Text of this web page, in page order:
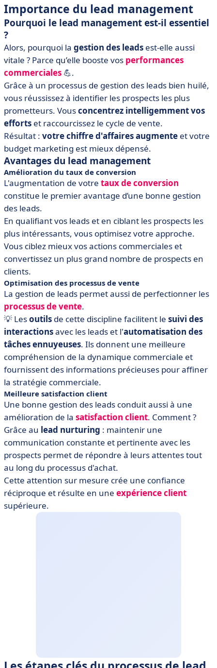
Importance du lead management
Pourquoi le lead management est-il essentiel
?
Alors, pourquoi la gestion des leads est-elle aussi
vitale ? Parce qu’elle booste vos performances
commerciales 💪.
Grâce à un processus de gestion des leads bien huilé,
vous réussissez à identifier les prospects les plus
prometteurs. Vousconcentrez intelligemment vos
efforts et raccourcissez le cycle de vente.
Résultat : votre chiffre d'affaires augmente et votre
budget marketing est mieux dépensé.
Avantages du lead management
Amélioration du taux de conversion
L'augmentation de votre taux de conversion
constitue le premier avantage d’une bonne gestion
des leads.
En qualifiant vos leads et en ciblant les prospects les
plus intéressants, vous optimisez votre approche.
Vous ciblez mieux vos actions commerciales et
convertissez un plus grand nombre de prospects en
clients.
Optimisation des processus de vente
La gestion de leads permet aussi de perfectionner les
processus de vente.
💡 Lesoutils de cette discipline facilitent le suivi des
interactionsavec les leads et l'automatisation des
tâches ennuyeuses. Ils donnent une meilleure
compréhension de la dynamique commerciale et
fournissent des informations précieuses pour affiner
la stratégie commerciale.
Meilleure satisfaction client
Une bonne gestion des leads conduit aussi à une
amélioration de la satisfaction client. Comment ?
Grâce au lead nurturing : maintenir une
communication constante et pertinente avec les
prospects permet de répondre à leurs attentes tout
au long du processus d'achat.
Cette attention sur mesure crée une confiance
réciproque et résulte en une expérience client
supérieure.